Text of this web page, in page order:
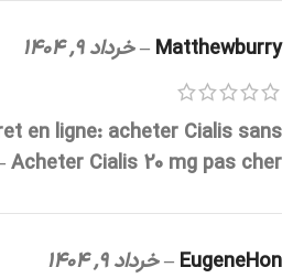
Matthewburry
–خرداد 9, 1404
en ligne: acheter Cialis sans
Acheter Cialis 20 mg pas cher
EugeneHon
–خرداد 9, 1404